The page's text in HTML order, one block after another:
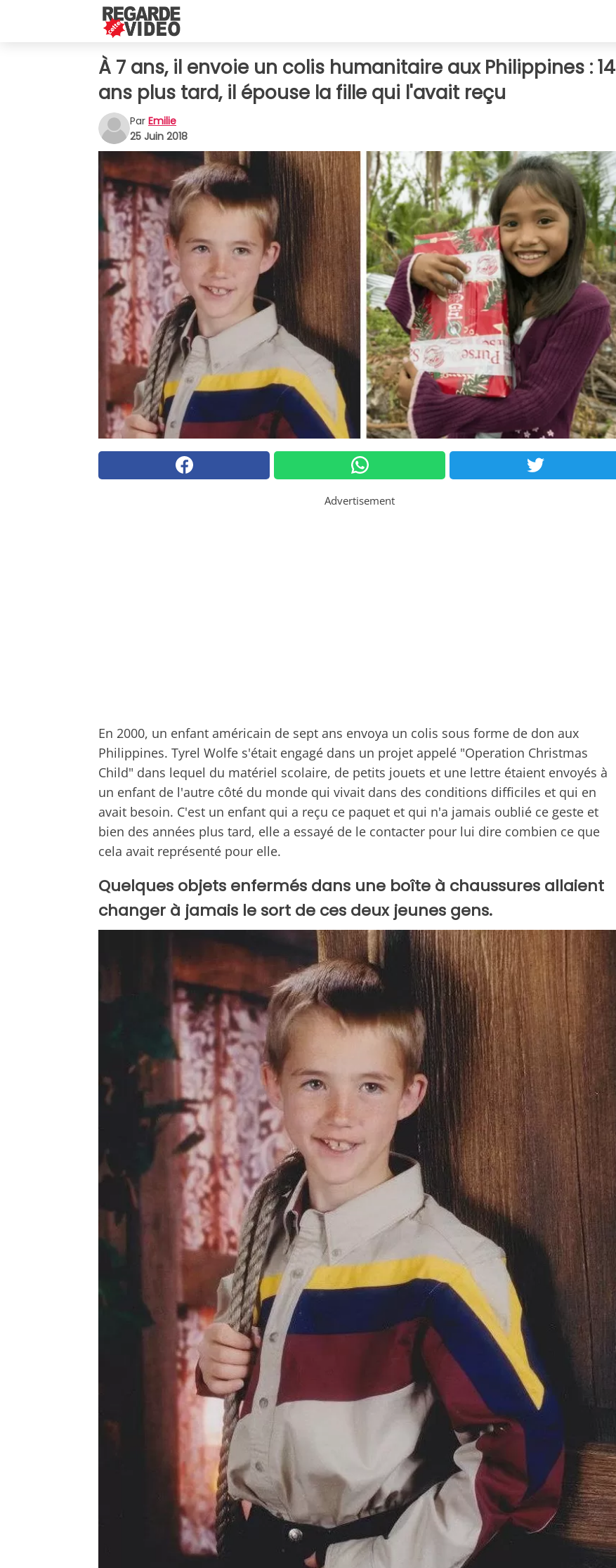
À 7 ans, il envoie un colis humanitaire aux Philippines : 14
ans plus tard, il épouse la fille qui l'avait reçu
Par Emilie
25 Juin 2018
Advertisement
En 2000, un enfant américain de sept ans envoya un colis sous forme de don aux
Philippines. Tyrel Wolfe s'était engagé dans un projet appelé "Operation Christmas
Child" dans lequel du matériel scolaire, de petits jouets et une lettre étaient envoyés à
un enfant de l'autre côté du monde qui vivait dans des conditions difficiles et qui en
avait besoin. C'est un enfant qui a reçu ce paquet et qui n'a jamais oublié ce geste et
bien des années plus tard, elle a essayé de le contacter pour lui dire combien ce que
cela avait représenté pour elle.
Quelques objets enfermés dans une boîte à chaussures allaient
changer à jamais le sort de ces deux jeunes gens.